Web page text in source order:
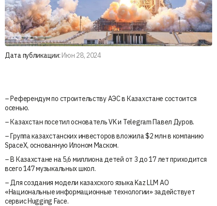
Дата публикации: Июн 28, 2024
– Референдум по строительству АЭС в Казахстане состоится
осенью.
– Казахстан посетил основатель VK и Telegram Павел Дуров.
– Группа казахстанских инвесторов вложила $2 млн в компанию
SpaceX, основанную Илоном Маском.
– В Казахстане на 5,6 миллиона детей от 3 до 17 лет приходится
всего 147 музыкальных школ.
– Для создания модели казахского языка Kaz LLM АО
«Национальные информационные технологии» задействует
сервис Hugging Face.